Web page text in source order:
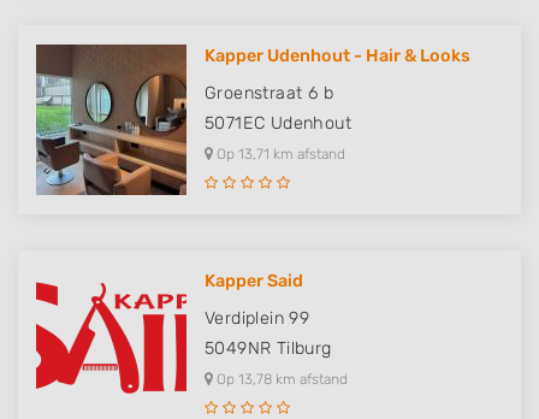
Kapper Udenhout - Hair & Looks
Groenstraat 6 b
5071EC Udenhout
Op 13,71 km afstand
Kapper Said
Verdiplein 99
5049NR Tilburg
Op 13,78 km afstand